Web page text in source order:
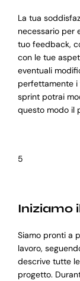
La tua
necessario per
tuo feedback,
con le tue
eventuali
perfettamente i
sprint potrai
questo modo il
5
Iniziamo
Siamo pronti a
lavoro,
descrive tutte
progetto.